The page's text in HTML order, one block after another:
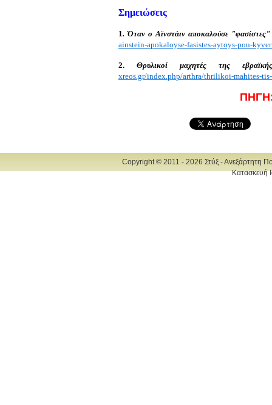
Σημειώσεις
1. Όταν ο Αϊνστάιν αποκαλούσε
ainstein-apokaloyse-fasistes-aytoys-pou-
2.
Θρυλικοί μαχητές της
xreos.gr/index.php/arthra/thrilikoi-mahites-
Copyright © 2011 - 2026 Στύξ - Ανεξάρτητη
Κατασκευή